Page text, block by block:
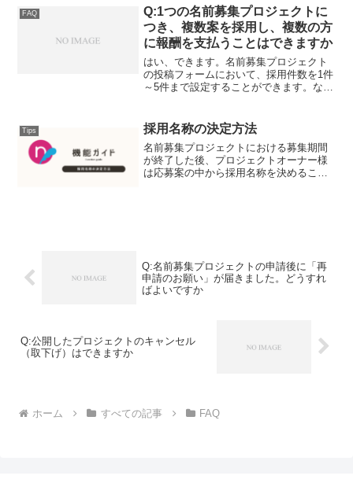
れ法人税と所得税が課されます。報酬を
得たユーザが法人の場...
FAQ
Q:1つの名前募集プロジェクトに
つき、複数案を採用し、複数の方
に報酬を支払うことはできますか
はい、できます。名前募集プロジェクト
の投稿フォームにおいて、採用件数を1件
～5件まで設定することができます。な
Tips 採用名称の決定方法
名前募集プロジェクトにおける募集期間
が終了した後、プロジェクトオーナー様
は応募案の中から採用名称を決めること
Q:名前募集プロジェクトの申請後に「再
申請のお願い」が届きました。どうすれ
ばよいですか
Q:公開したプロジェクトのキャンセル
（取下げ）はできますか
ホーム すべての記事 FAQ